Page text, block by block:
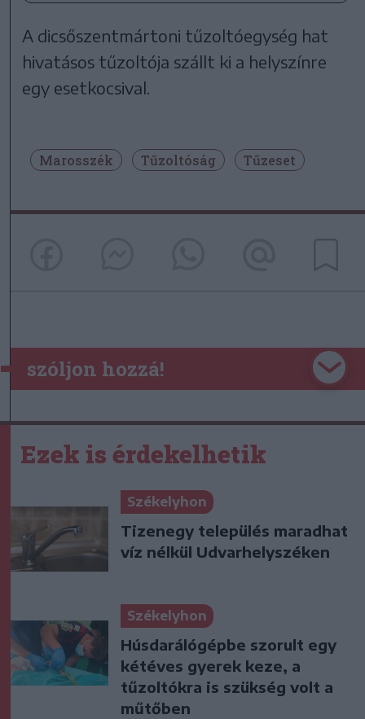
A dicsőszentmártoni tűzoltóegység hat
hivatásos tűzoltója szállt ki a helyszínre
egy esetkocsival.
Marosszék Tűzoltóság Tűzeset
szóljon hozzá!
Ezek is érdekelhetik
Székelyhon
Tizenegy település maradhat
víz nélkül Udvarhelyszéken
Székelyhon
Húsdarálógépbe szorult egy
kétéves gyerek keze, a
tűzoltókra is szükség volt a
műtőben